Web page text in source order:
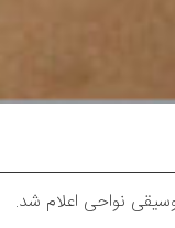
نواحی اعلام شد.